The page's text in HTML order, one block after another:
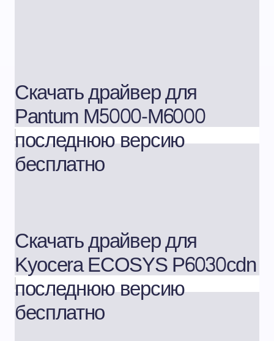
Скачать драйвер для
Pantum M5000-M6000
последнюю версию
бесплатно
Скачать драйвер для
Kyocera ECOSYS P6030cdn
последнюю версию
бесплатно